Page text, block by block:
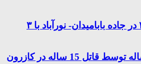
واژگونی پژو۲۰۶ در جاده بابامیدان- نورآباد با ۳